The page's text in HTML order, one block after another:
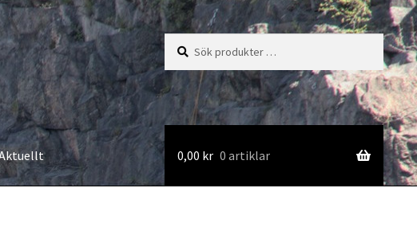
Sök
efter:
Sök
0,00 kr 0 artiklar